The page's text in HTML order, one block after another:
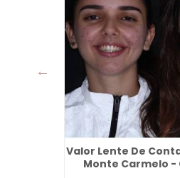
Valor Lente De
Monte Carmelo -